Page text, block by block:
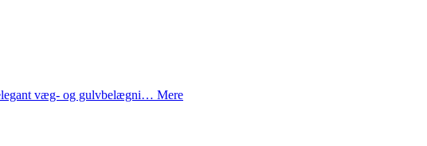
væg- og gulvbelægni… Mere